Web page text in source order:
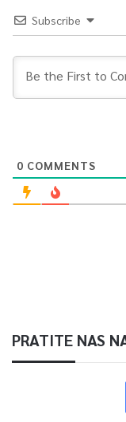
Subscribe
0 COMMENTS
PRATITE NAS